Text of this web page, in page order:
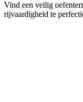
Vind een veilig
rijvaardigheid te